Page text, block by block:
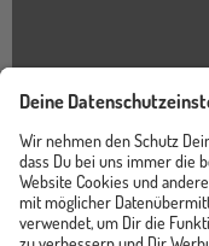
Instagram
TikTok